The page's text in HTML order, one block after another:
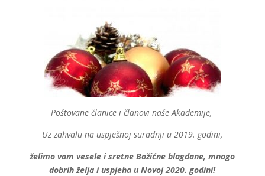
Poštovane članice i članovi naše Akademije,
Uz zahvalu na uspješnoj suradnji u 2019. godini,
želimo vam vesele i sretne Božićne blagdane, mnogo
dobrih želja i uspjeha u Novoj 2020. godini!